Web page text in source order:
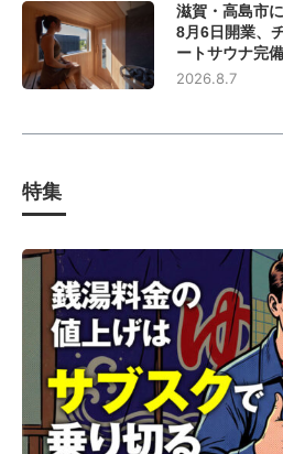
滋賀・高島市
8月6日開業、
ートサウナ完備
2026.8.7
特集